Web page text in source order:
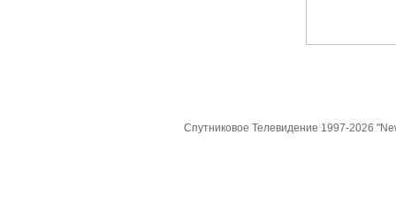
Спутниковое Телевидение 1997-2026